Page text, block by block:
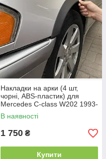
Накладки на арки (4 шт,
чорні, ABS-пластик) для
Mercedes C-class W202 1993-
2001 рр
В наявності
1 750 ₴
Купити